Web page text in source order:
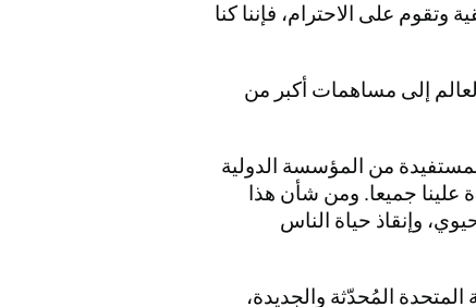
وتقوم على الاحترام، فإننا كنا
إلى مساهمات أكبر من
من المؤسسة الدولية
علينا جميعا. ومن شأن هذا
وإنقاذ حياة الناس
المُحدّثة والجديدة،